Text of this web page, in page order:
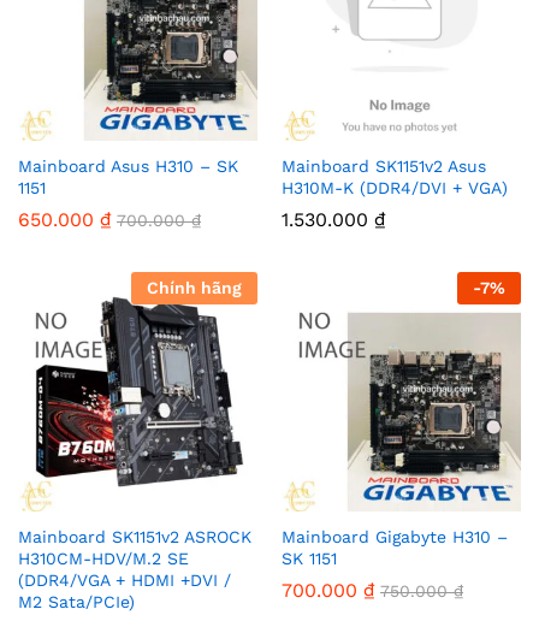
Mainboard Asus H310 – SK
1151
650.000 ₫ 700.000₫
Mainboard SK1151v2 Asus
H310M-K (DDR4/DVI + VGA)
1.530.000 ₫
Chính hãng
Mainboard SK1151v2 ASROCK
H310CM-HDV/M.2 SE
(DDR4/VGA + HDMI +DVI /
M2 Sata/PCIe)
-7%
Mainboard Gigabyte H310 –
SK 1151
700.000 ₫ 750.000₫